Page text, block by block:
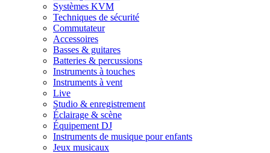
Systèmes KVM
Techniques de sécurité
Commutateur
Accessoires
Basses & guitares
Batteries & percussions
Instruments à touches
Instruments à vent
Live
Studio & enregistrement
Éclairage & scène
Équipement DJ
Instruments de musique pour enfants
Jeux musicaux